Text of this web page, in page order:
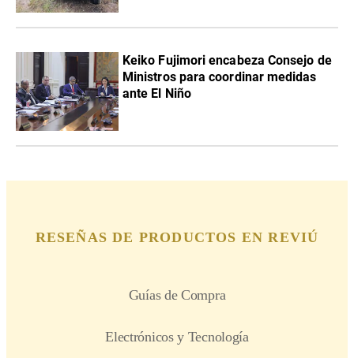
Keiko Fujimori encabeza Consejo de
Ministros para coordinar medidas
ante El Niño